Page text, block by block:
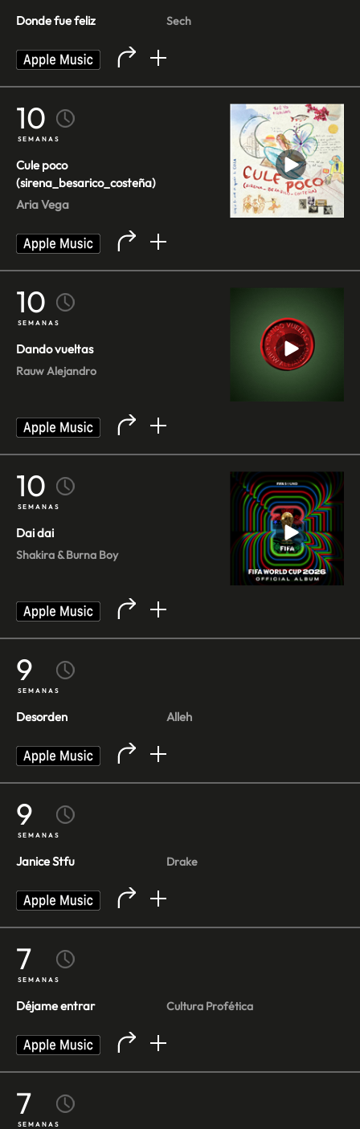
Donde fue feliz Sech
10
SEMANAS
Cule poco
(sirena_besarico_costeña)
Aria Vega
10
SEMANAS
Dando vueltas
Rauw Alejandro
10
SEMANAS
Dai dai
Shakira & Burna Boy
9
SEMANAS
Desorden Alleh
9
SEMANAS
Janice Stfu Drake
7
SEMANAS
Déjame entrar Cultura Profética
7
SEMANAS